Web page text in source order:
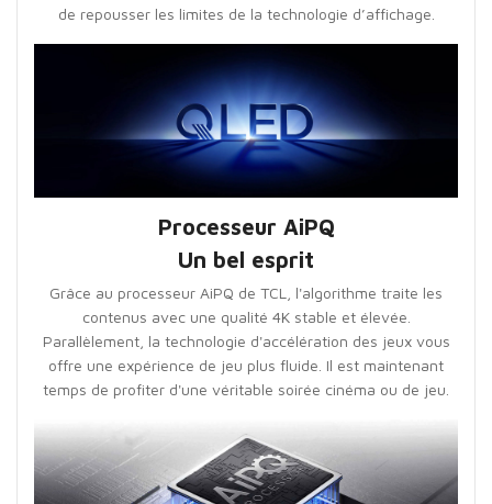
de repousser les limites de la technologie d’affichage.
Processeur AiPQ
Un bel esprit
Grâce au processeur AiPQ de TCL, l'algorithme traite les
contenus avec une qualité 4K stable et élevée.
Parallèlement, la technologie d'accélération des jeux vous
offre une expérience de jeu plus fluide. Il est maintenant
temps de profiter d'une véritable soirée cinéma ou de jeu.